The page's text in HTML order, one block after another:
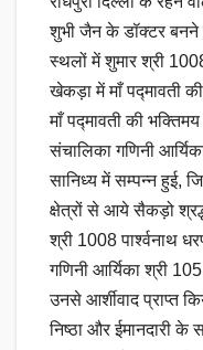
शुभी जैन के डॉक्टर बनने
स्थलों में शुमार श्री
खेकड़ा में माँ पद्मावती
माँ पद्मावती की
संचालिका गणिनी
सानिध्य में सम्पन्न हुई,
क्षेत्रों से आये सैकड़ो
श्री 1008 पार्श्वनाथ
गणिनी आर्यिका श्री
उनसे आर्शीवाद प्राप्त
निष्ठा और ईमानदारी